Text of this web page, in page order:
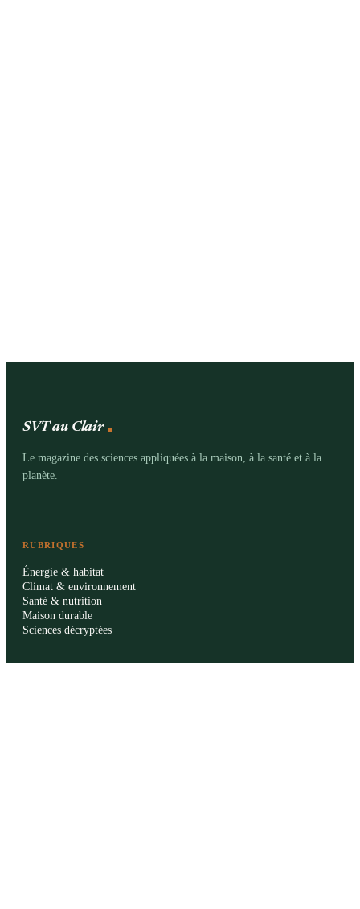
SVT au Clair
Le magazine des sciences appliquées à la maison, à la santé et à la
planète.
RUBRIQUES
Énergie & habitat
Climat & environnement
Santé & nutrition
Maison durable
Sciences décryptées